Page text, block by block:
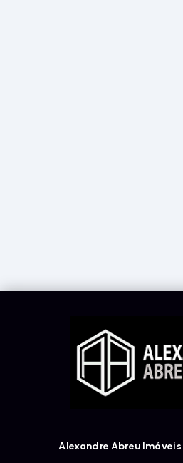
Alexandre Abreu Imóveis